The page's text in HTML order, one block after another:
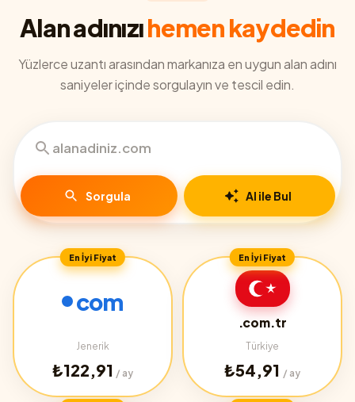
Alan adınızıhemen kaydedin
Yüzlerce uzantı arasından markanıza en uygun alan adını
saniyeler içinde sorgulayın ve tescil edin.
Sorgula AI ile Bul
En İyi Fiyat
com
Jenerik
₺122,91 / ay
En İyi Fiyat
.com.tr
Türkiye
₺54,91 / ay